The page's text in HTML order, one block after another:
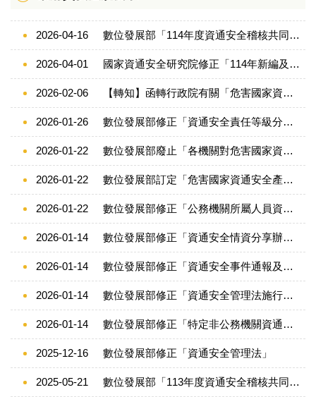
2026-04-16 數位發展部「114年度資通安全稽核共同發現事項及建議」
2026-04-01 國家資通安全研究院修正「114年新編及修編之參考技術指引共計7份」
2026-02-06 【轉知】函轉行政院有關「危害國家資通安全產品廠商清單審查小組設置要點」自即日起停止適用
2026-01-26 數位發展部修正「資通安全責任等級分級辦法」
2026-01-22 數位發展部廢止「各機關對危害國家資通安全產品限制使用原則」
2026-01-22 數位發展部訂定「危害國家資通安全產品審查辦法」
2026-01-22 數位發展部修正「公務機關所屬人員資通安全事項獎懲辦法」
2026-01-14 數位發展部修正「資通安全情資分享辦法」
2026-01-14 數位發展部修正「資通安全事件通報及應變辦法」，名稱並修正為「資通安全事件通報應變及演練辦法」
2026-01-14 數位發展部修正「資通安全管理法施行細則」。
2026-01-14 數位發展部修正「特定非公務機關資通安全維護計畫實施情形稽核辦法」，名稱並修正為「資通安全維護計畫實施情形稽核辦法」
2025-12-16 數位發展部修正「資通安全管理法」
2025-05-21 數位發展部「113年度資通安全稽核共同發現事項及建議」